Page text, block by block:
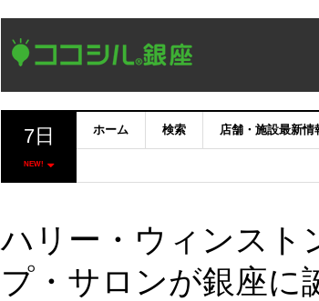
7日
NEW!
ホーム 検索 店舗・施設最新情
ハリー・ウィンスト
プ・サロンが銀座に